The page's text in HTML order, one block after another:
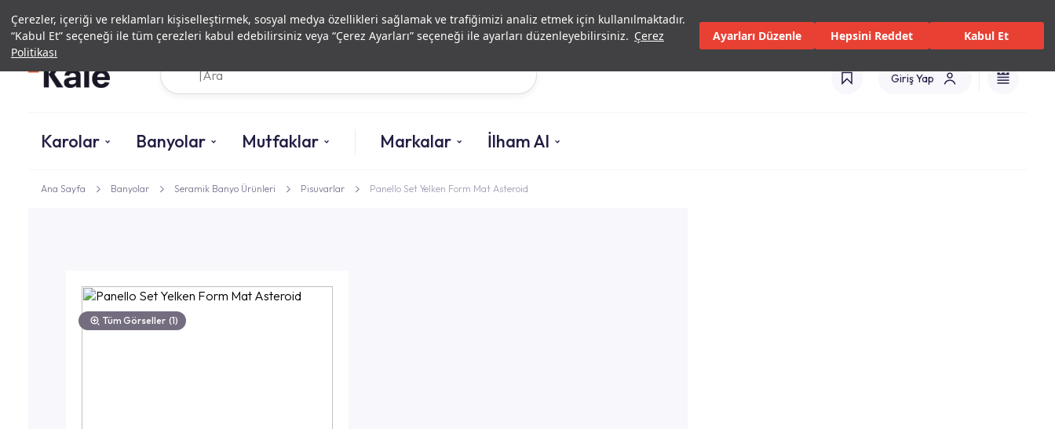
Çerezler, içeriği ve reklamları kişiselleştirmek, sosyal medya özellikleri sağlamak ve trafiğimizi analiz etmek için kullanılmaktadır.
“Kabul Et” seçeneği ile tüm çerezleri kabul edebilirsiniz veya “Çerez Ayarları” seçeneği ile ayarları düzenleyebilirsiniz. Çerez
Politikası
Ayarları Düzenle Hepsini Reddet Kabul Et
Yatırımcı İlişkileriYetkili Servisler ve HizmetlerMağazalarKataloglar Uluslararası(TR)
Ara Giriş Yap
Karolar Banyolar Mutfaklar Markalar İlham Al
Ana Sayfa Banyolar Seramik Banyo Ürünleri Pisuvarlar Panello Set Yelken Form Mat Asteroid
Tüm Görseller (1)